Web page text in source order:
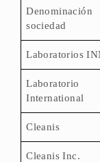
sociedad
Laboratorios
Laboratorio
International
Cleanis
Cleanis Inc.